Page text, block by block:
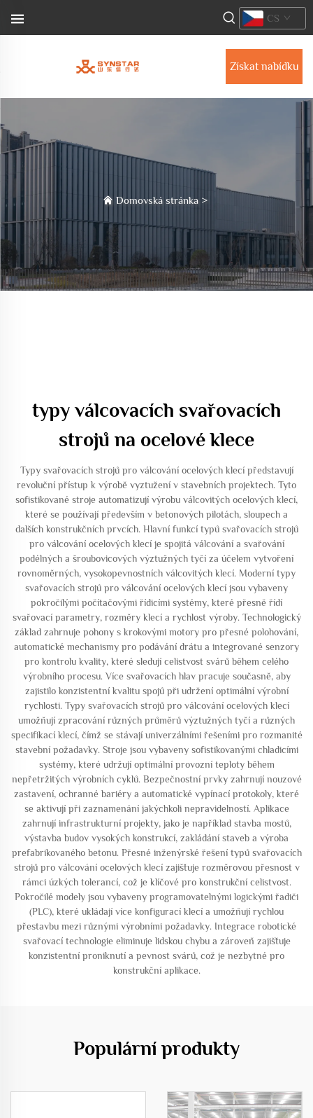
Získat nabídku
CS
Domovská stránka >
typy válcovacích svařovacích
strojů na ocelové klece
Typy svařovacích strojů pro válcování ocelových klecí představují
revoluční přístup k výrobě vyztužení v stavebních projektech. Tyto
sofistikované stroje automatizují výrobu válcovitých ocelových klecí,
které se používají především v betonových pilotách, sloupech a
dalších konstrukčních prvcích. Hlavní funkcí typů svařovacích strojů
pro válcování ocelových klecí je spojitá válcování a svařování
podélných a šroubovicových výztužných tyčí za účelem vytvoření
rovnoměrných, vysokopevnostních válcovitých klecí. Moderní typy
svařovacích strojů pro válcování ocelových klecí jsou vybaveny
pokročilými počítačovými řídicími systémy, které přesně řídí
svařovací parametry, rozměry klecí a rychlost výroby. Technologický
základ zahrnuje pohony s krokovými motory pro přesné polohování,
automatické mechanismy pro podávání drátu a integrované senzory
pro kontrolu kvality, které sledují celistvost svárů během celého
výrobního procesu. Více svařovacích hlav pracuje současně, aby
zajistilo konzistentní kvalitu spojů při udržení optimální výrobní
rychlosti. Typy svařovacích strojů pro válcování ocelových klecí
umožňují zpracování různých průměrů výztužných tyčí a různých
specifikací klecí, čímž se stávají univerzálními řešeními pro rozmanité
stavební požadavky. Stroje jsou vybaveny sofistikovanými chladicími
systémy, které udržují optimální provozní teploty během
nepřetržitých výrobních cyklů. Bezpečnostní prvky zahrnují nouzové
zastavení, ochranné bariéry a automatické vypínací protokoly, které
se aktivují při zaznamenání jakýchkoli nepravidelností. Aplikace
zahrnují infrastrukturní projekty, jako je například stavba mostů,
výstavba budov vysokých konstrukcí, zakládání staveb a výroba
prefabrikovaného betonu. Přesné inženýrské řešení typů svařovacích
strojů pro válcování ocelových klecí zajišťuje rozměrovou přesnost v
rámci úzkých tolerancí, což je klíčové pro konstrukční celistvost.
Pokročilé modely jsou vybaveny programovatelnými logickými řadiči
(PLC), které ukládají více konfigurací klecí a umožňují rychlou
přestavbu mezi různými výrobními požadavky. Integrace robotické
svařovací technologie eliminuje lidskou chybu a zároveň zajišťuje
konzistentní proniknutí a pevnost svárů, což je nezbytné pro
konstrukční aplikace.
Populární produkty